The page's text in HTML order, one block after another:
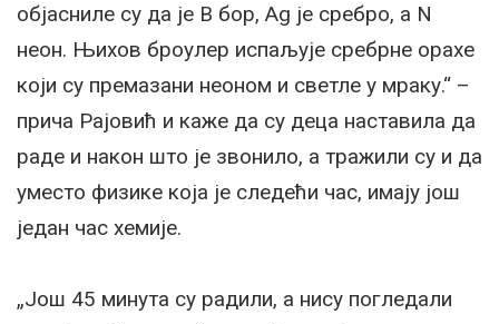
објасниле су да је B бор, Ag је сребро, а N
неон. Њихов броулер испаљује сребрне орахе
који су премазани неоном и светле у мраку.“ –
прича Рајовић и каже да су деца наставила да
раде и након што је звонило, а тражили су и да
уместо физике која је следећи час, имају још
један час хемије.
„Још 45 минута су радили, а нису погледали